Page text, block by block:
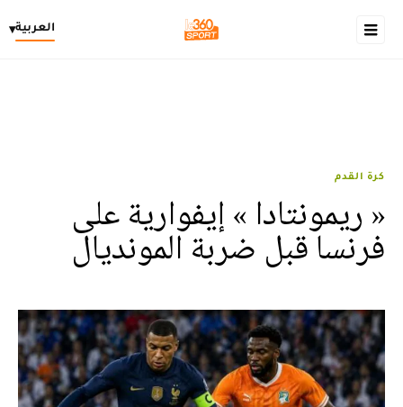
العربية▾
كرة القدم
« ريمونتادا » إيفوارية على
فرنسا قبل ضربة المونديال